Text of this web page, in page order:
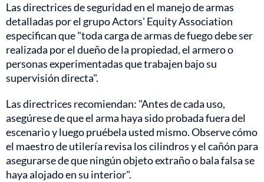
Las directrices de seguridad en el manejo de armas
detalladas por el grupo Actors' Equity Association
especifican que "toda carga de armas de fuego debe ser
realizada por el dueño de la propiedad, el armero o
personas experimentadas que trabajen bajo su
supervisión directa".
Las directrices recomiendan: "Antes de cada uso,
asegúrese de que el arma haya sido probada fuera del
escenario y luego pruébela usted mismo. Observe cómo
el maestro de utilería revisa los cilindros y el cañón para
asegurarse de que ningún objeto extraño o bala falsa se
haya alojado en su interior".